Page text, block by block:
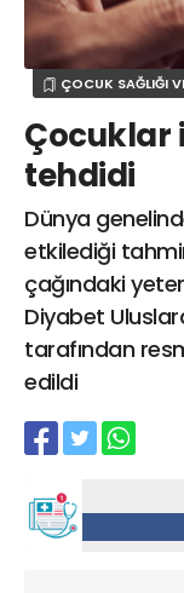
ÇOCUK SAĞLIĞI
Çocuklar
tehdidi
Dünya
etkilediği
çağındaki
Diyabet
tarafından
edildi